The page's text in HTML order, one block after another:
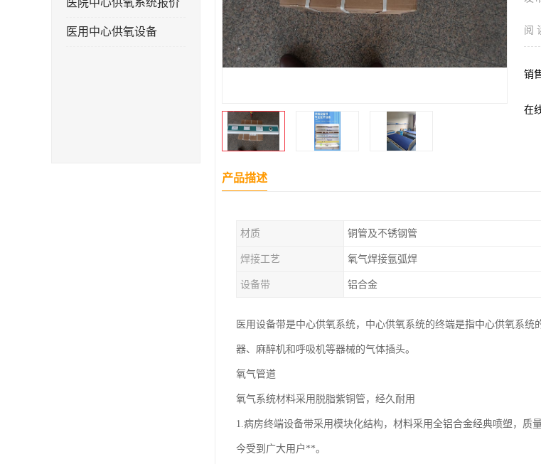
医院中心供氧系统报价
医用中心供氧设备 阅
销
在
产品描述
材质 铜管及不锈钢管
焊接工艺 氧气焊接氩弧焊
设备带 铝合金
医用设备带是中心供氧系统，中心供氧系统的终端是指中心供氧系
器、麻醉机和呼吸机等器械的气体插头。
氧气管道
氧气系统材料采用脱脂紫铜管，经久耐用
1.病房终端设备带采用模块化结构，材料采用全铝合金经典喷塑，
今受到广大用户**。